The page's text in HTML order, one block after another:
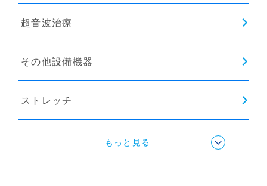
超音波治療
その他設備機器
ストレッチ
もっと見る